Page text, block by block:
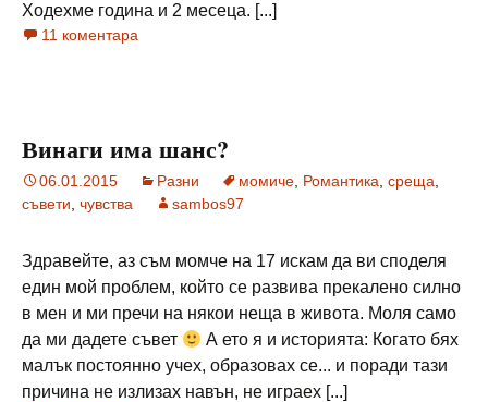
Ходехме година и 2 месеца. [...]
11 коментара
Винаги има шанс?
06.01.2015 Разни момиче Романтика среща
съвети чувства sambos97
Здравейте, аз съм момче на 17 искам да ви споделя
един мой проблем, който се развива прекалено силно
в мен и ми пречи на някои неща в живота. Моля само
да ми дадете съвет
А ето я и историята: Когато бях
малък постоянно учех, образовах се... и поради тази
причина не излизах навън, не играех [...]